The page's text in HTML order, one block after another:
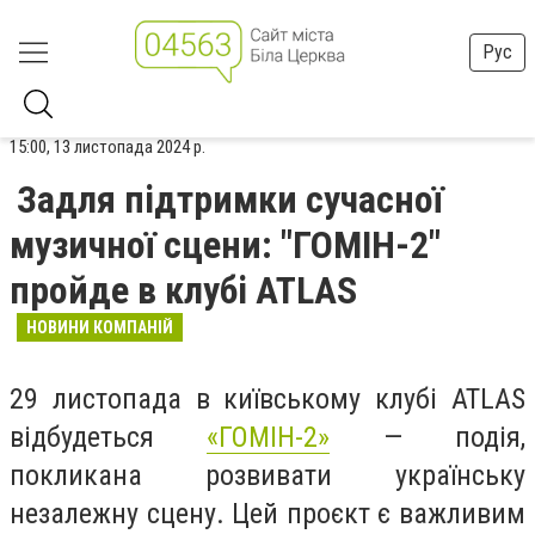
Рус
15:00, 13 листопада 2024 р.
Задля підтримки сучасної
музичної сцени: "ГОМІН-2"
пройде в клубі ATLAS
НОВИНИ КОМПАНІЙ
29 листопада в київському клубі ATLAS
відбудеться «ГОМІН-2» — подія,
покликана розвивати українську
незалежну сцену. Цей проєкт є важливим